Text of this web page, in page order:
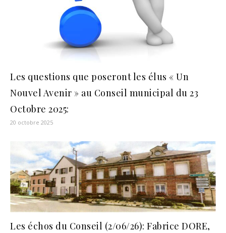
Les questions que poseront les élus « Un
Nouvel Avenir » au Conseil municipal du 23
Octobre 2025:
20 octobre 2025
Les échos du Conseil (2/06/26): Fabrice DORE,